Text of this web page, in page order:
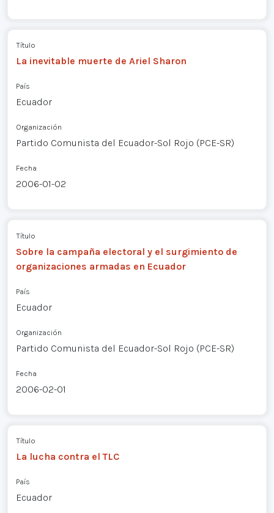
Título
La inevitable muerte de Ariel Sharon
País
Ecuador
Organización
Partido Comunista del Ecuador-Sol Rojo (PCE-SR)
Fecha
2006-01-02
Título
Sobre la campaña electoral y el surgimiento de
organizaciones armadas en Ecuador
País
Ecuador
Organización
Partido Comunista del Ecuador-Sol Rojo (PCE-SR)
Fecha
2006-02-01
Título
La lucha contra el TLC
País
Ecuador